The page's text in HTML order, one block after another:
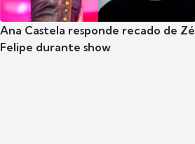
Ana Castela responde recado de Zé
Felipe durante show